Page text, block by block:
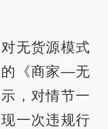
无货源模式
的《商家—无
，对情节一
一次违规行